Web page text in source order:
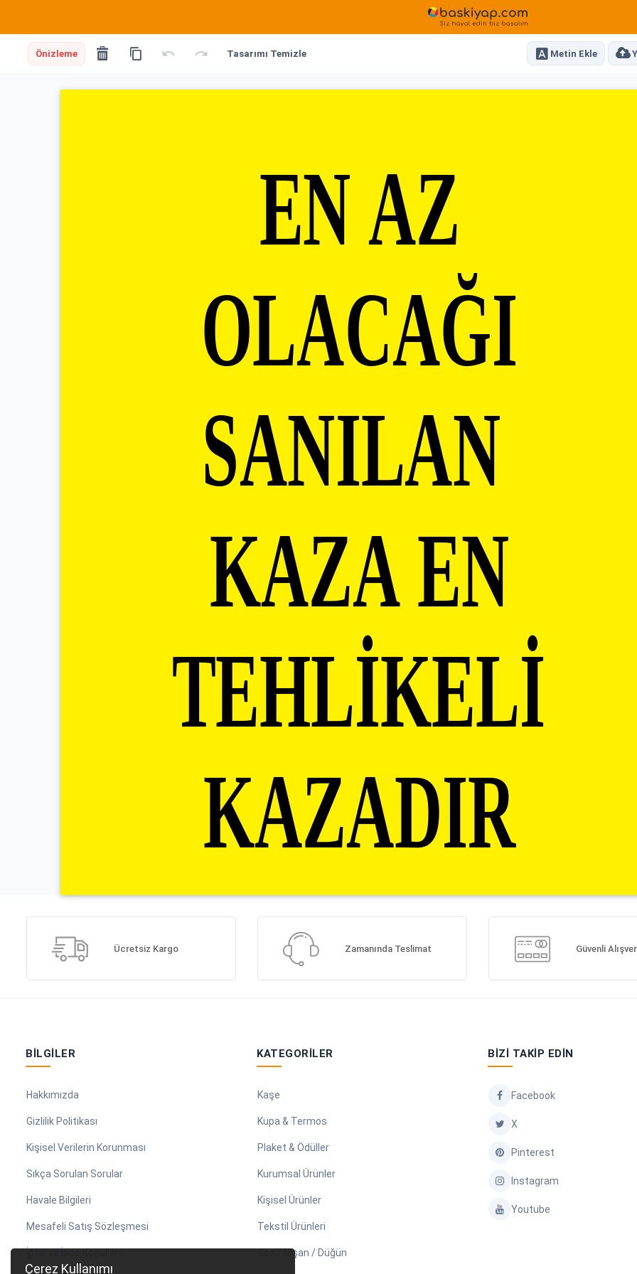
Önizleme Tasarımı Temizle Metin Ekle
Ücretsiz Kargo Zamanında Teslimat Güvenli
BILGILER
Hakkımızda
Gizlilik Politikası
Kişisel Verilerin Korunması
Sıkça Sorulan Sorular
Havale Bilgileri
Mesafeli Satış Sözleşmesi
KATEGORILER
Kaşe
Kupa & Termos
Plaket & Ödüller
Kurumsal Ürünler
Kişisel Ürünler
Tekstil Ürünleri
Söz / Nişan / Düğün
BIZI TAKIP EDIN
Facebook
X
Pinterest
Instagram
Youtube
Çerez Kullanımı